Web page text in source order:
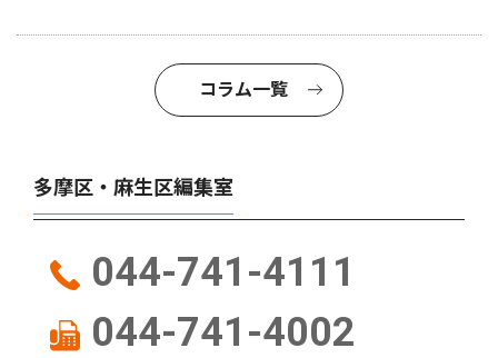
コラム一覧
多摩区・麻生区編集室
044-741-4111
044-741-4002